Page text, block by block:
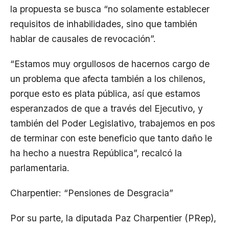
la propuesta se busca “no solamente establecer
requisitos de inhabilidades, sino que también
hablar de causales de revocación”.
“Estamos muy orgullosos de hacernos cargo de
un problema que afecta también a los chilenos,
porque esto es plata pública, así que estamos
esperanzados de que a través del Ejecutivo, y
también del Poder Legislativo, trabajemos en pos
de terminar con este beneficio que tanto daño le
ha hecho a nuestra República”, recalcó la
parlamentaria.
Charpentier: “Pensiones de Desgracia”
Por su parte, la diputada Paz Charpentier (PRep),